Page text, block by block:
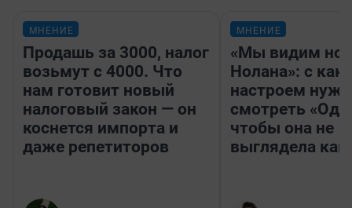
МНЕНИЕ
Продашь за 3000, налог
возьмут с 4000. Что
нам готовит новый
налоговый закон — он
коснется импорта и
даже репетиторов
МНЕНИЕ
«Мы видим
Нолана»: с
настроем
смотреть
чтобы она не
выглядела как